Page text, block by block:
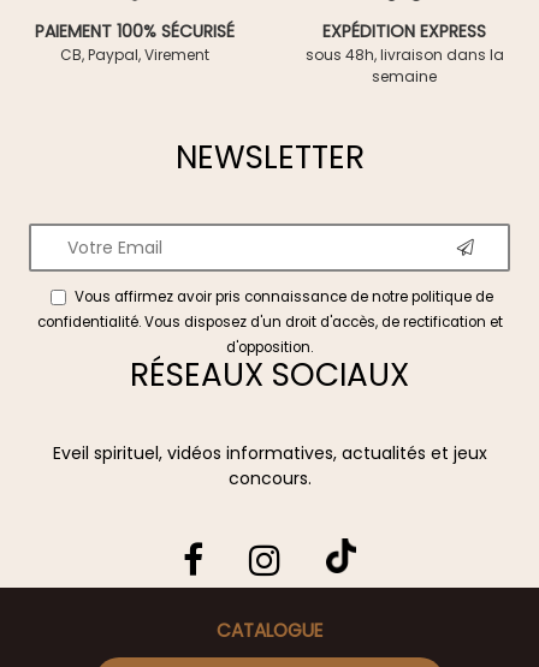
PAIEMENT 100% SÉCURISÉ
CB, Paypal, Virement
EXPÉDITION EXPRESS
sous 48h, livraison dans la
semaine
NEWSLETTER
Vous affirmez avoir pris connaissance de notrepolitique de
confidentialité. Vous disposez d'un droit d'accès, de rectification et
d'opposition.
RÉSEAUX SOCIAUX
Eveil spirituel, vidéos informatives, actualités et jeux
concours.
CATALOGUE